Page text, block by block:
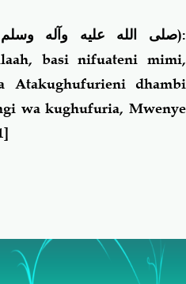
صلى الله عليه وآله وسلم):
basi nifuateni mimi,
Atakughufurieni dhambi
wa kughufuria, Mwenye